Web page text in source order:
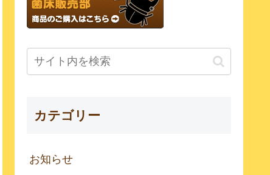
カテゴリー
お知らせ